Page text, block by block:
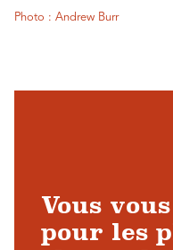
Photo : Andrew Burr
Vous
pour les